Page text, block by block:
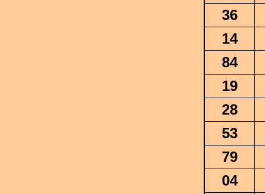
36
14
84
19
28
53
79
04